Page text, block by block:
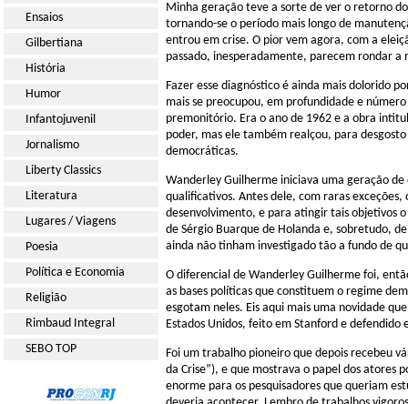
Ensaios
Gilbertiana
História
Humor
Infantojuvenil
Jornalismo
Liberty Classics
Literatura
Lugares / Viagens
Poesia
Política e Economia
Religião
Rimbaud Integral
SEBO TOP
Minha geração teve a sorte de ver o retorno
tornando-se o período mais longo de
entrou em crise. O pior vem agora, com a
passado, inesperadamente, parecem rondar a
Fazer esse diagnóstico é ainda mais dolorido
mais se preocupou, em profundidade e
premonitório. Era o ano de 1962 e a obra
poder, mas ele também realçou, para
democráticas.
Wanderley Guilherme iniciava uma geração
qualificativos. Antes dele, com raras
desenvolvimento, e para atingir tais objetivos
de Sérgio Buarque de Holanda e, sobretudo,
ainda não tinham investigado tão a fundo de
O diferencial de Wanderley Guilherme foi,
as bases políticas que constituem o regime
esgotam neles. Eis aqui mais uma novidade
Estados Unidos, feito em Stanford e defendido
Foi um trabalho pioneiro que depois recebeu
da Crise”), e que mostrava o papel dos atores
enorme para os pesquisadores que queriam